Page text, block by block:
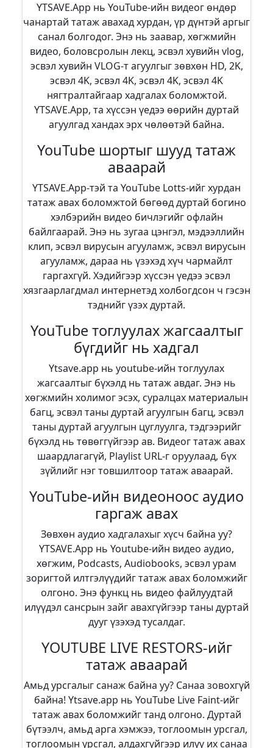
YTSAVE.App нь YouTube-ийн видеог өндөр
чанартай татаж авахад хурдан, үр дүнтэй аргыг
санал болгодог. Энэ нь заавар, хөгжмийн
видео, боловсролын лекц, эсвэл хувийн vlog,
эсвэл хувийн VLOG-т агуулгыг зөвхөн HD, 2K,
эсвэл 4K, эсвэл 4K, эсвэл 4K, эсвэл 4K
нягтралтайгаар хадгалах боломжтой.
YTSAVE.App, та хүссэн үедээ өөрийн дуртай
агуулгад хандах эрх чөлөөтэй байна.
YouTube шортыг шууд татаж
аваарай
YTSAVE.App-тэй та YouTube Lotts-ийг хурдан
татаж авах боломжтой бөгөөд дуртай богино
хэлбэрийн видео бичлэгийг офлайн
байлгаарай. Энэ нь зугаа цэнгэл, мэдээллийн
клип, эсвэл вирусын агууламж, эсвэл вирусын
агууламж, дараа нь үзэхэд хүч чармайлт
гаргахгүй. Хэдийгээр хүссэн үедээ эсвэл
хязгаарлагдмал интернетэд холбогдсон ч гэсэн
тэднийг үзэх дуртай.
YouTube тоглуулах жагсаалтыг
бүгдийг нь хадгал
Ytsave.app нь youtube-ийн тоглуулах
жагсаалтыг бүхэлд нь татаж авдаг. Энэ нь
хөгжмийн холимог эсэх, суралцах материалын
багц, эсвэл таны дуртай агуулгын багц, эсвэл
таны дуртай агуулгын цуглуулга, тэдгээрийг
бүхэлд нь төвөггүйгээр ав. Видеог татаж авах
шаардлагагүй, Playlist URL-г оруулаад, бүх
зүйлийг нэг товшилтоор татаж аваарай.
YouTube-ийн видеоноос аудио
гаргаж авах
Зөвхөн аудио хадгалахыг хүсч байна уу?
YTSAVE.App нь Youtube-ийн видео аудио,
хөгжим, Podcasts, Audiobooks, эсвэл урам
зоригтой илтгэлүүдийг татаж авах боломжийг
олгоно. Энэ функц нь видео файлуудтай
илүүдэл сансрын зайг авахгүйгээр таны дуртай
дууг үзэхэд тусалдаг.
YOUTUBE LIVE RESTORS-ийг
татаж аваарай
Амьд урсгалыг санаж байна уу? Санаа зовохгүй
байна! Ytsave.app нь YouTube Live Faint-ийг
татаж авах боломжийг танд олгоно. Дуртай
бүтээлч, амьд арга хэмжээ, тоглоомын урсгал,
тоглоомын урсгал, алдахгүйгээр илүү их санаа